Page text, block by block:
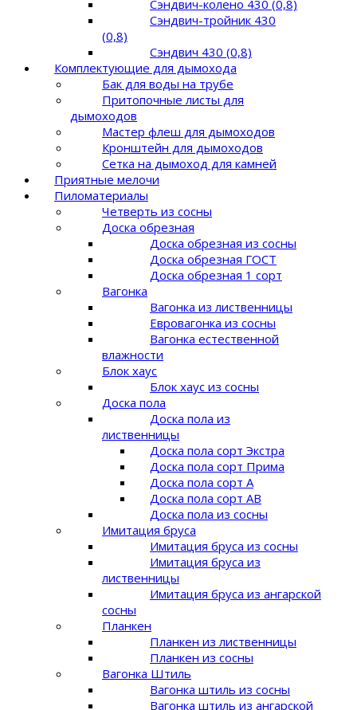
Сэндвич-колено 430 (0,8)
Сэндвич-тройник 430
(0,8)
Сэндвич 430 (0,8)
Комплектующие для дымохода
Бак для воды на трубе
Притопочные листы для
дымоходов
Мастер флеш для дымоходов
Кронштейн для дымоходов
Сетка на дымоход для камней
Приятные мелочи
Пиломатериалы
Четверть из сосны
Доска обрезная
Доска обрезная из сосны
Доска обрезная ГОСТ
Доска обрезная 1 сорт
Вагонка
Вагонка из лиственницы
Евровагонка из сосны
Вагонка естественной
влажности
Блок хаус
Блок хаус из сосны
Доска пола
Доска пола из
лиственницы
Доска пола сорт Экстра
Доска пола сорт Прима
Доска пола сорт A
Доска пола сорт AB
Доска пола из сосны
Имитация бруса
Имитация бруса из сосны
Имитация бруса из
лиственницы
Имитация бруса из ангарской
сосны
Планкен
Планкен из лиственницы
Планкен из сосны
Вагонка Штиль
Вагонка штиль из сосны
Вагонка штиль из ангарской